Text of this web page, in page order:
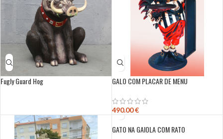
Fugly Guard Hog GALO COM PLACAR DE MENU
490.00€
GATO NA GAIOLA COM RATO